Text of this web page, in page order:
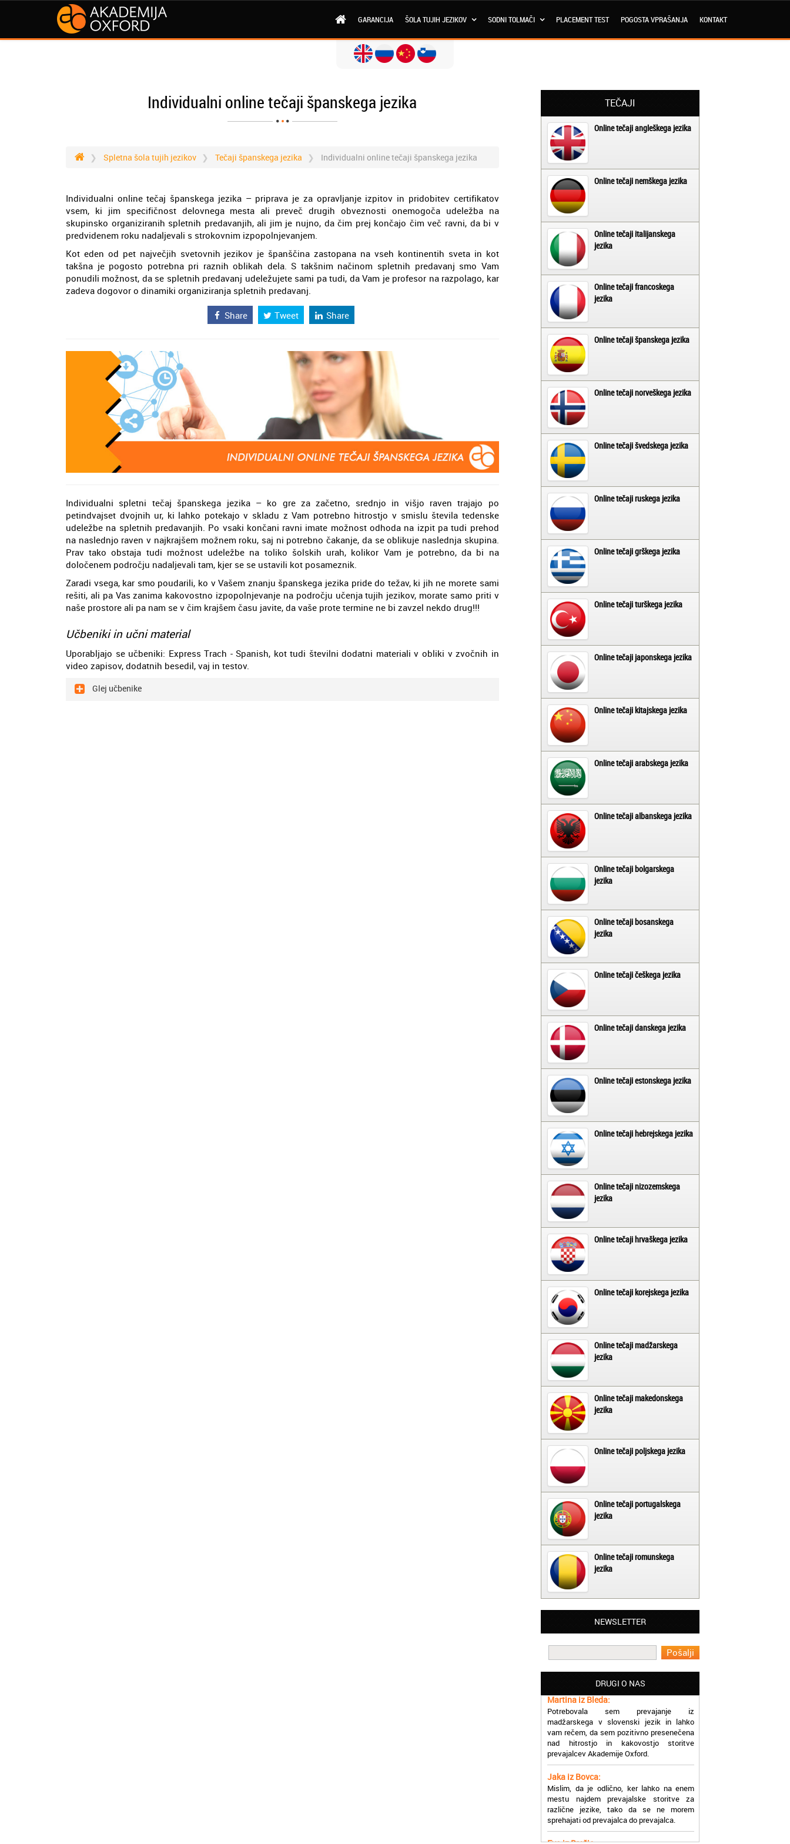
GARANCIJA ŠOLA TUJIH JEZIKOV SODNI TOLMAČI PLACEMENT TEST POGOSTA VPRAŠANJA KONTAKT
Individualni online tečaji španskega jezika
Spletna šola tujih jezikov Tečaji španskega jezika Individualni online tečaji španskega jezika
Individualni online tečaj španskega jezika – priprava je za opravljanje izpitov in pridobitev certifikatov
vsem, ki jim specifičnost delovnega mesta ali preveč drugih obveznosti onemogoča udeležba na
skupinsko organiziranih spletnih predavanjih, ali jim je nujno, da čim prej končajo čim več ravni, da bi v
predvidenem roku nadaljevali s strokovnim izpopolnjevanjem.
Kot eden od pet največjih svetovnih jezikov je španščina zastopana na vseh kontinentih sveta in kot
takšna je pogosto potrebna pri raznih oblikah dela. S takšnim načinom spletnih predavanj smo Vam
ponudili možnost, da se spletnih predavanj udeležujete sami pa tudi, da Vam je profesor na razpolago, kar
zadeva dogovor o dinamiki organiziranja spletnih predavanj.
Share Tweet Share
Individualni spletni tečaj španskega jezika – ko gre za začetno, srednjo in višjo raven trajajo po
petindvajset dvojnih ur, ki lahko potekajo v skladu z Vam potrebno hitrostjo v smislu števila tedenske
udeležbe na spletnih predavanjih. Po vsaki končani ravni imate možnost odhoda na izpit pa tudi prehod
na naslednjo raven v najkrajšem možnem roku, saj ni potrebno čakanje, da se oblikuje naslednja skupina.
Prav tako obstaja tudi možnost udeležbe na toliko šolskih urah, kolikor Vam je potrebno, da bi na
določenem področju nadaljevali tam, kjer se se ustavili kot posameznik.
Zaradi vsega, kar smo poudarili, ko v Vašem znanju španskega jezika pride do težav, ki jih ne morete sami
rešiti, ali pa Vas zanima kakovostno izpopolnjevanje na področju učenja tujih jezikov, morate samo priti v
naše prostore ali pa nam se v čim krajšem času javite, da vaše prote termine ne bi zavzel nekdo drug!!!
Učbeniki in učni material
Uporabljajo se učbeniki: Express Trach - Spanish, kot tudi številni dodatni materiali v obliki v zvočnih in
video zapisov, dodatnih besedil, vaj in testov.
Glej učbenike
TEČAJI
Online tečaji angleškega jezika
Online tečaji nemškega jezika
Online tečaji italijanskega
jezika
Online tečaji francoskega
jezika
Online tečaji španskega jezika
Online tečaji norveškega jezika
Online tečaji švedskega jezika
Online tečaji ruskega jezika
Online tečaji grškega jezika
Online tečaji turškega jezika
Online tečaji japonskega jezika
Online tečaji kitajskega jezika
Online tečaji arabskega jezika
Online tečaji albanskega jezika
Online tečaji bolgarskega
jezika
Online tečaji bosanskega
jezika
Online tečaji češkega jezika
Online tečaji danskega jezika
Online tečaji estonskega jezika
Online tečaji hebrejskega jezika
Online tečaji nizozemskega
jezika
Online tečaji hrvaškega jezika
Online tečaji korejskega jezika
Online tečaji madžarskega
jezika
Online tečaji makedonskega
jezika
Online tečaji poljskega jezika
Online tečaji portugalskega
jezika
Online tečaji romunskega
jezika
NEWSLETTER
DRUGI O NAS
Matjaž iz Ajdovščine:
Lahko pohvalim vse zaposlene v Akademiji
prevajalske storitve opravljajo hitro in
učinkoviti.
Martina iz Bleda:
Potrebovala sem prevajanje iz
madžarskega v slovenski jezik in lahko
vam rečem, da sem pozitivno presenečena
nad hitrostjo in kakovostjo storitve
prevajalcev Akademije Oxford.
Jaka iz Bovca:
Mislim, da je odlično, ker lahko na enem
mestu najdem prevajalske storitve za
različne jezike, tako da se ne morem
sprehajati od prevajalca do prevajalca.
Eva iz Brežic:
Nujno sem potrebovala prevod v francoski